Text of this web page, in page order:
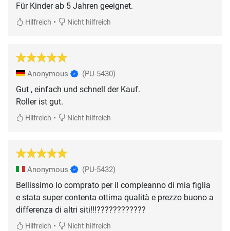
Für Kinder ab 5 Jahren geeignet.
Hilfreich • Nicht hilfreich
Anonymous (PU-5430)
Gut , einfach und schnell der Kauf.
Roller ist gut.
Hilfreich • Nicht hilfreich
Anonymous (PU-5432)
Bellissimo lo comprato per il compleanno di mia figlia
e stata super contenta ottima qualità e prezzo buono a
differenza di altri siti!!!????????????
Hilfreich • Nicht hilfreich